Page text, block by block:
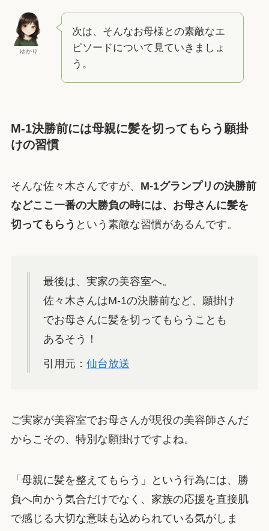
ゆかり
次は、そんなお母様との素敵なエ
ピソードについて見ていきましょ
う。
M-1決勝前には母親に髪を切ってもらう願掛
けの習慣
そんな佐々木さんですが、 M-1グランプリの決勝前
などここ一番の大勝負の時には、お母さんに髪を
切ってもらう という素敵な習慣があるんです。
最後は、実家の美容室へ。
佐々木さんはM-1の決勝前など、願掛け
でお母さんに髪を切ってもらうことも
あるそう！
引用元： 仙台放送
ご実家が美容室でお母さんが現役の美容師さんだ
からこその、特別な願掛けですよね。
「母親に髪を整えてもらう」という行為には、勝
負へ向かう気合だけでなく、家族の応援を直接肌
で感じる大切な意味も込められている気がしま